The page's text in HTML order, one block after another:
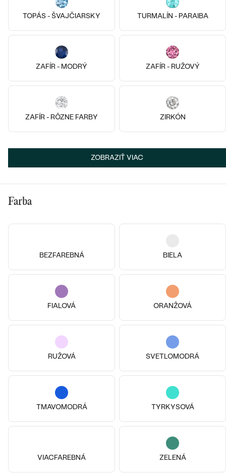
TOPÁS - ŠVAJČIARSKY TURMALÍN - PARAIBA
ZAFÍR - MODRÝ ZAFÍR - RUŽOVÝ
ZAFÍR - RÔZNE FARBY ZIRKÓN
ZOBRAZIŤ VIAC
Farba
BEZFAREBNÁ BIELA
FIALOVÁ ORANŽOVÁ
RUŽOVÁ SVETLOMODRÁ
TMAVOMODRÁ TYRKYSOVÁ
VIACFAREBNÁ ZELENÁ
9k
14k ružové zlato, Lab-grown
14k 14k
14k ružové zlato, Lab-grown
od € 299
14k biele zlato, Lab-grown
Pozlatené striebro - žltá, Lab-